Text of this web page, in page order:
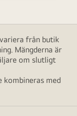
från butik
Mängderna är
om slutligt
med